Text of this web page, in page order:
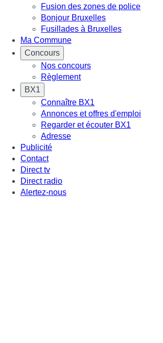
Fusion des zones de police
Bonjour Bruxelles
Fusillades à Bruxelles
Ma Commune
Concours
Nos concours
Règlement
BX1
Connaître BX1
Annonces et offres d'emploi
Regarder et écouter BX1
Adresse
Publicité
Contact
Direct tv
Direct radio
Alertez-nous